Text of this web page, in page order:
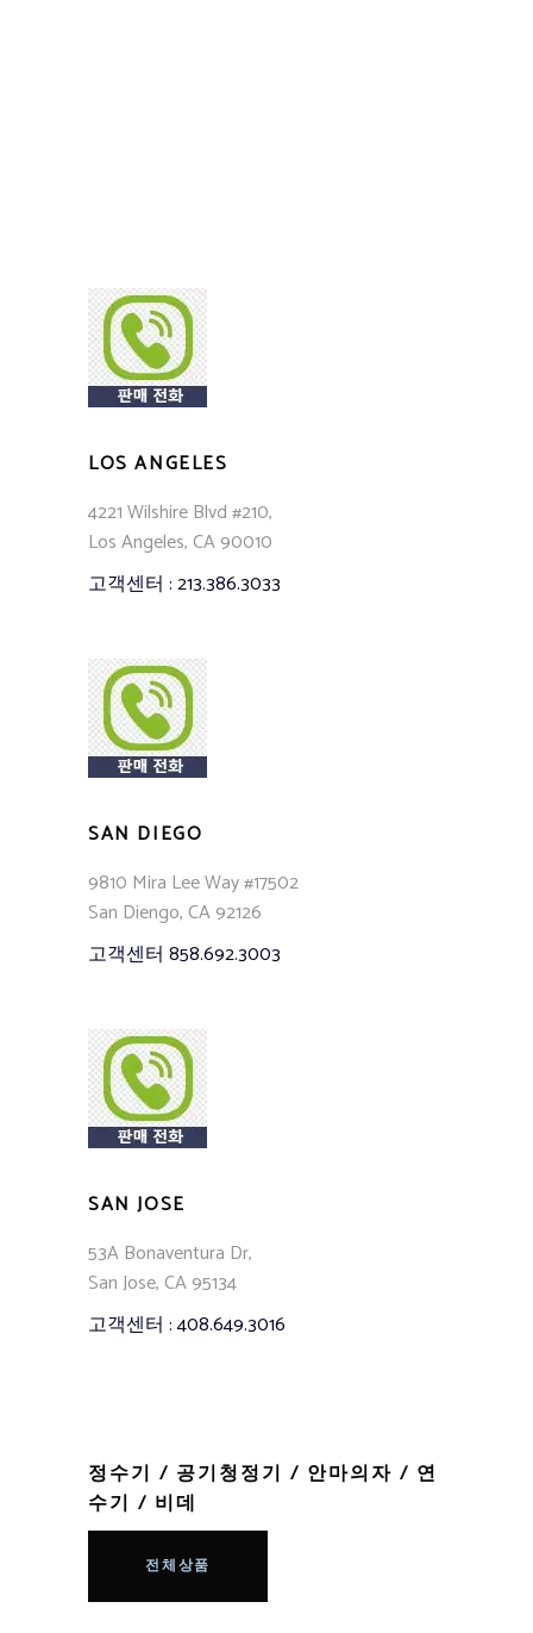
LOS ANGELES
4221 Wilshire Blvd #210,
Los Angeles, CA 90010
고객센터 : 213.386.3033
SAN DIEGO
9810 Mira Lee Way #17502
San Diengo, CA 92126
고객센터 858.692.3003
SAN JOSE
53A Bonaventura Dr,
San Jose, CA 95134
고객센터 : 408.649.3016
정수기 / 공기청정기 / 안마의자 / 연
수기 / 비데
전체상품